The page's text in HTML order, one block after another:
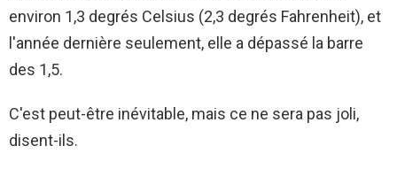
environ 1,3 degrés Celsius (2,3 degrés Fahrenheit), et
l'année dernière seulement, elle a dépassé la barre
des 1,5.
C'est peut-être inévitable, mais ce ne sera pas joli,
disent-ils.